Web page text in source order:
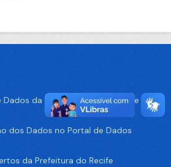
Dados da Prefeitura da Cidade de
dos Dados no Portal de Dados
da Prefeitura do Recife